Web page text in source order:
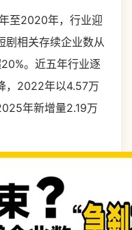
至2020年，行业迎
剧相关存续企业数从
。近五年行业逐
，2022年以4.57万
年新增量2.19万